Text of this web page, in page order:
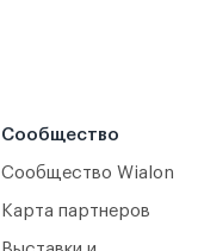
Сообщество
Сообщество Wialon
Карта партнеров